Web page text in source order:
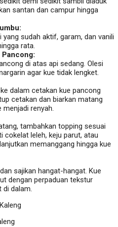
santan dan campur hingga
sudah aktif, garam, dan vanili
rata.
Pancong:
di atas api sedang. Olesi
agar kue tidak lengket.
dalam cetakan kue pancong
cetakan dan biarkan matang
renyah.
tambahkan topping sesuai
cokelat leleh, keju parut, atau
memanggang hingga kue
sajikan hangat-hangat. Kue
dengan perpaduan tekstur
dalam.